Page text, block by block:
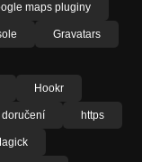
maps pluginy
Gravatars
Hookr
doručení https